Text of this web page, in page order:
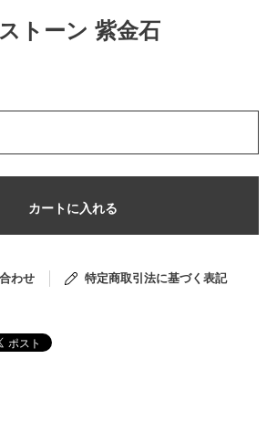
トーン 紫金石
カートに入れる
わせ 特定商取引法に基づく表記